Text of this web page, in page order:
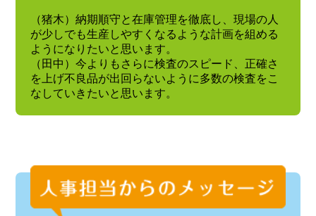
（猪木）納期順守と在庫管理を徹底し、現場の人
が少しでも生産しやすくなるような計画を組める
ようになりたいと思います。
（田中）今よりもさらに検査のスピード、正確さ
を上げ不良品が出回らないように多数の検査をこ
なしていきたいと思います。